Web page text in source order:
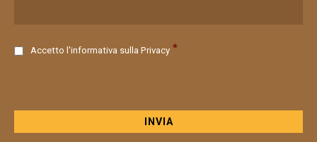
C
s
Accetto l'informativa sulla Privacy *